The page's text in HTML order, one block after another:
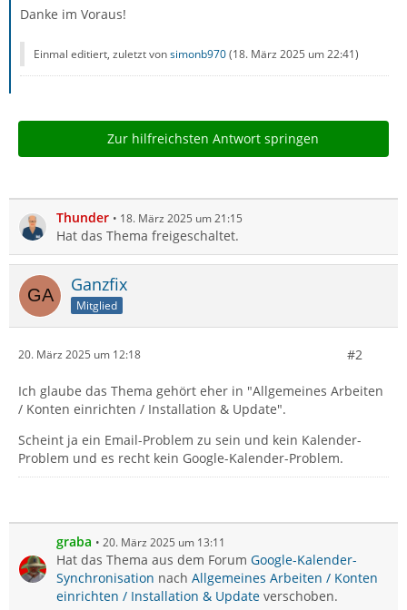
Danke im Voraus!
Einmal editiert, zuletzt vonsimonb970(18. März 2025 um 22:41)
Zur hilfreichsten Antwort springen
Thunder 18. März 2025 um 21:15
Hat das Thema freigeschaltet.
Ganzfix
Mitglied
20. März 2025 um 12:18 #2
Ich glaube das Thema gehört eher in "Allgemeines Arbeiten
/ Konten einrichten / Installation & Update".
Scheint ja ein Email-Problem zu sein und kein Kalender-
Problem und es recht kein Google-Kalender-Problem.
graba 20. März 2025 um 13:11
Hat das Thema aus dem Forum Google-Kalender-
Synchronisation nach Allgemeines Arbeiten / Konten
einrichten / Installation & Update verschoben.